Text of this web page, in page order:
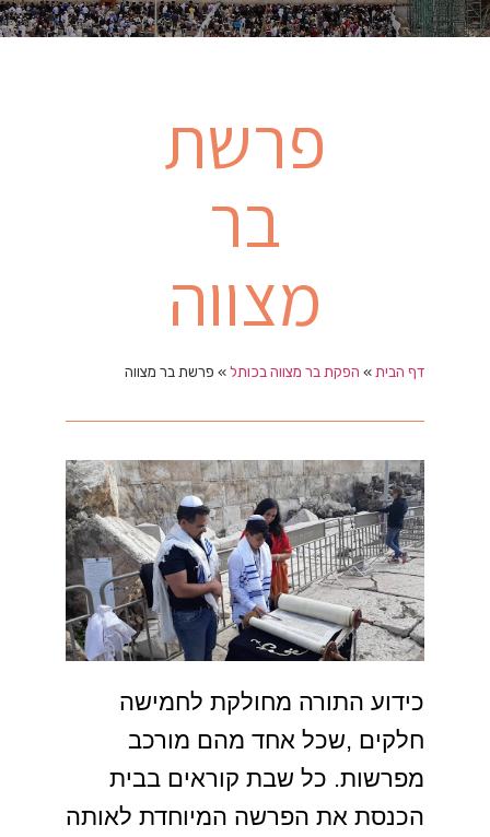
פרשת
בר
מצווה
דף הבית » הפקת בר מצווה בכותל» פרשת בר מצווה
כידוע התורה מחולקת לחמישה
חלקים ,שכל אחד מהם מורכב
מפרשות. כל שבת קוראים בבית
הכנסת את הפרשה המיוחדת לאותה